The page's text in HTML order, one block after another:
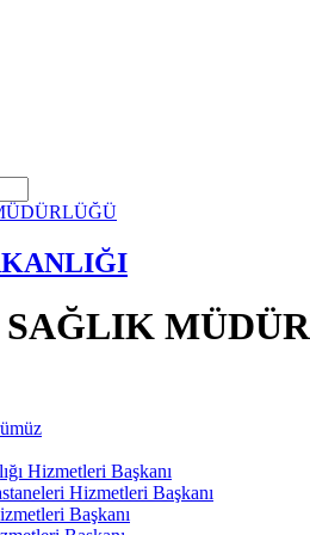
Hizmetleri Başkanı
Hizmetleri Başkanı
Başkanı